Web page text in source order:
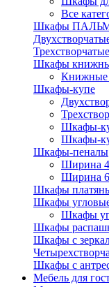
Все
Шкафы
Трехстворчатые
Шкафы
Книжные
Шкафы-купе
Шкафы-
Шкафы-
Шкафы-пеналы
Ширина
Ширина
Шкафы
Шкафы
Шкафы
Шкафы
Шкафы с
Шкафы с
Мебель для